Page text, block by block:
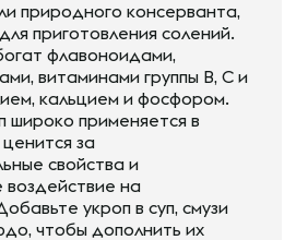
природного консерванта,
приготовления солений.
флавоноидами,
витаминами группы B, С и
кальцием и фосфором.
широко применяется в
за
свойства и
на
укроп в суп, смузи
чтобы дополнить их